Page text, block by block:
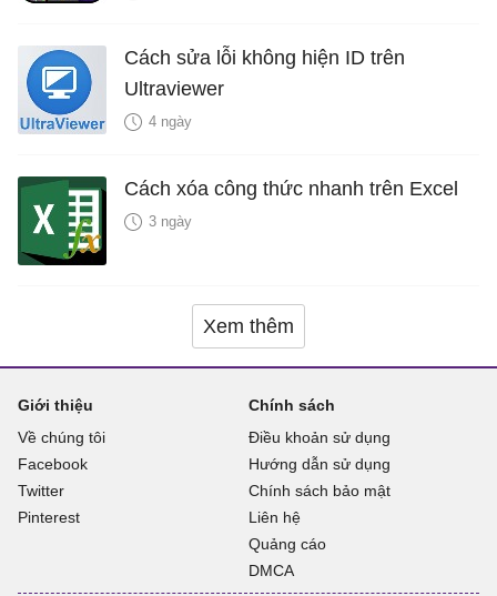
Cách sửa lỗi không hiện ID trên
Ultraviewer
4 ngày
Cách xóa công thức nhanh trên Excel
3 ngày
Xem thêm
Giới thiệu
Về chúng tôi
Facebook
Twitter
Pinterest
Chính sách
Điều khoản sử dụng
Hướng dẫn sử dụng
Chính sách bảo mật
Liên hệ
Quảng cáo
DMCA